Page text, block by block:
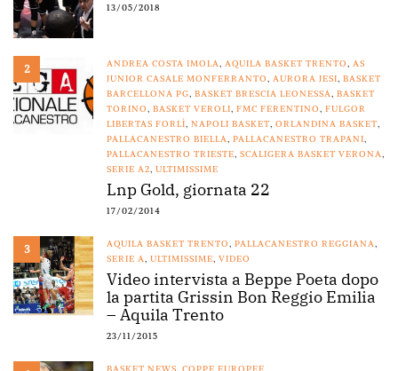
13/05/2018
2 ANDREA COSTA IMOLA, AQUILA BASKET TRENTO, AS
JUNIOR CASALE MONFERRANTO, AURORA JESI, BASKET
BARCELLONA PG, BASKET BRESCIA LEONESSA, BASKET
TORINO, BASKET VEROLI, FMC FERENTINO, FULGOR
LIBERTAS FORLÌ, NAPOLI BASKET, ORLANDINA BASKET,
PALLACANESTRO BIELLA, PALLACANESTRO TRAPANI,
PALLACANESTRO TRIESTE, SCALIGERA BASKET VERONA,
SERIE A2, ULTIMISSIME
Lnp Gold, giornata 22
17/02/2014
3 AQUILA BASKET TRENTO, PALLACANESTRO REGGIANA,
SERIE A, ULTIMISSIME, VIDEO
Video intervista a Beppe Poeta dopo
la partita Grissin Bon Reggio Emilia
– Aquila Trento
23/11/2015
BASKET NEWS, COPPE EUROPEE